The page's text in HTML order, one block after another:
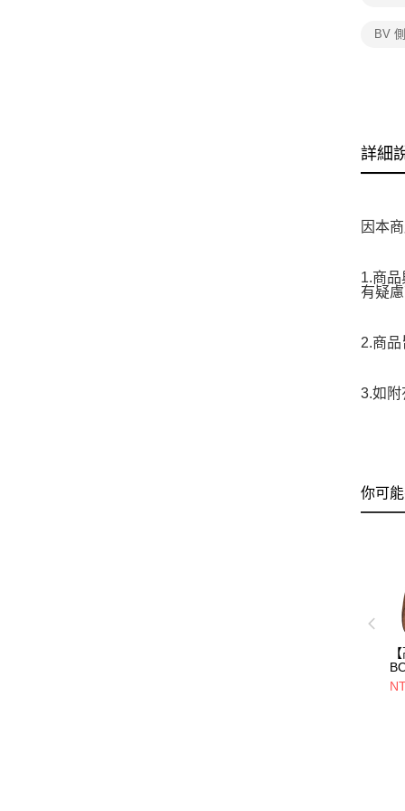
BV
詳細
因本
1.商
有疑
2.商
3.如附
你可